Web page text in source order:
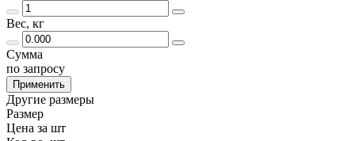
Вес, кг
Сумма
по запросу
Применить
Другие размеры
Размер
Цена за шт